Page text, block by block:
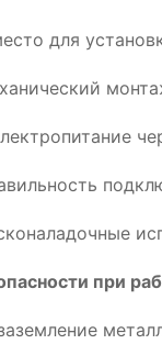
для
при